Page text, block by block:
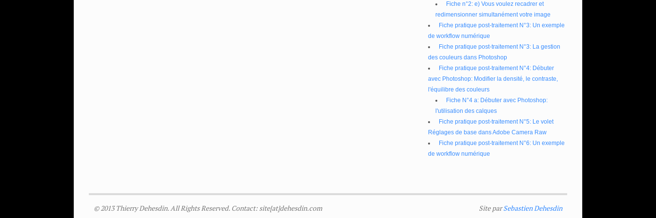
Fiche n°2: e) Vous voulez recadrer et
redimensionner simultanément votre image
Fiche pratique post-traitement N°3: Un exemple
de workflow numérique
Fiche pratique post-traitement N°3: La gestion
des couleurs dans Photoshop
Fiche pratique post-traitement N°4: Débuter
avec Photoshop: Modifier la densité, le contraste,
l'équilibre des couleurs
Fiche N°4 a: Débuter avec Photoshop:
l'utilisation des calques
Fiche pratique post-traitement N°5: Le volet
Réglages de base dans Adobe Camera Raw
Fiche pratique post-traitement N°6: Un exemple
de workflow numérique
© 2013 Thierry Dehesdin. All Rights Reserved. Contact: site[at]dehesdin.com Site parSebastien Dehesdin